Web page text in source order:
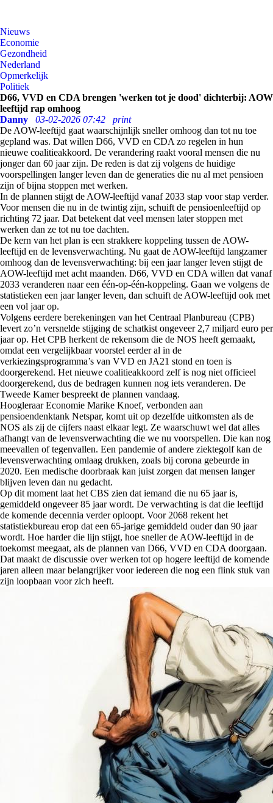
Nieuws
Economie
Gezondheid
Nederland
Opmerkelijk
Politiek
D66, VVD en CDA brengen 'werken tot je dood' dichterbij: AOW
leeftijd rap omhoog
Danny
03-02-2026 07:42
print
De AOW-leeftijd gaat waarschijnlijk sneller omhoog dan tot nu toe
gepland was. Dat willen D66, VVD en CDA zo regelen in hun
nieuwe coalitieakkoord. De verandering raakt vooral mensen die nu
jonger dan 60 jaar zijn. De reden is dat zij volgens de huidige
voorspellingen langer leven dan de generaties die nu al met pensioen
zijn of bijna stoppen met werken.
In de plannen stijgt de AOW-leeftijd vanaf 2033 stap voor stap verder.
Voor mensen die nu in de twintig zijn, schuift de pensioenleeftijd op
richting 72 jaar. Dat betekent dat veel mensen later stoppen met
werken dan ze tot nu toe dachten.
De kern van het plan is een strakkere koppeling tussen de AOW-
leeftijd en de levensverwachting. Nu gaat de AOW-leeftijd langzamer
omhoog dan de levensverwachting: bij een jaar langer leven stijgt de
AOW-leeftijd met acht maanden. D66, VVD en CDA willen dat vanaf
2033 veranderen naar een één-op-één-koppeling. Gaan we volgens de
statistieken een jaar langer leven, dan schuift de AOW-leeftijd ook met
een vol jaar op.
Volgens eerdere berekeningen van het Centraal Planbureau (CPB)
levert zo’n versnelde stijging de schatkist ongeveer 2,7 miljard euro per
jaar op. Het CPB herkent de rekensom die de NOS heeft gemaakt,
omdat een vergelijkbaar voorstel eerder al in de
verkiezingsprogramma’s van VVD en JA21 stond en toen is
doorgerekend. Het nieuwe coalitieakkoord zelf is nog niet officieel
doorgerekend, dus de bedragen kunnen nog iets veranderen. De
Tweede Kamer bespreekt de plannen vandaag.
Hoogleraar Economie Marike Knoef, verbonden aan
pensioendenktank Netspar, komt uit op dezelfde uitkomsten als de
NOS als zij de cijfers naast elkaar legt. Ze waarschuwt wel dat alles
afhangt van de levensverwachting die we nu voorspellen. Die kan nog
meevallen of tegenvallen. Een pandemie of andere ziektegolf kan de
levensverwachting omlaag drukken, zoals bij corona gebeurde in
2020. Een medische doorbraak kan juist zorgen dat mensen langer
blijven leven dan nu gedacht.
Op dit moment laat het CBS zien dat iemand die nu 65 jaar is,
gemiddeld ongeveer 85 jaar wordt. De verwachting is dat die leeftijd
de komende decennia verder oploopt. Voor 2068 rekent het
statistiekbureau erop dat een 65-jarige gemiddeld ouder dan 90 jaar
wordt. Hoe harder die lijn stijgt, hoe sneller de AOW-leeftijd in de
toekomst meegaat, als de plannen van D66, VVD en CDA doorgaan.
Dat maakt de discussie over werken tot op hogere leeftijd de komende
jaren alleen maar belangrijker voor iedereen die nog een flink stuk van
zijn loopbaan voor zich heeft.